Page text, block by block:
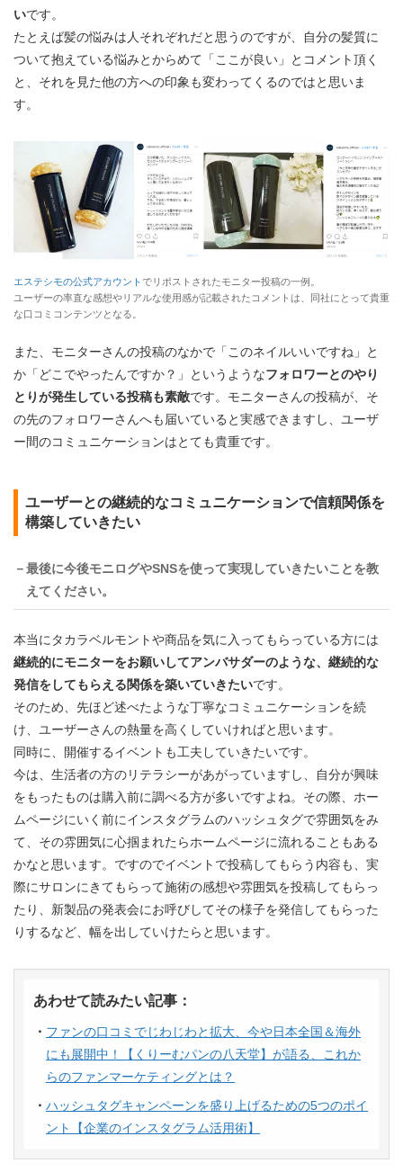
いです。
たとえば髪の悩みは人それぞれだと思うのですが、自分の髪質に
ついて抱えている悩みとからめて「ここが良い」とコメント頂く
と、それを見た他の方への印象も変わってくるのではと思いま
す。
エステシモの公式アカウントでリポストされたモニター投稿の一例。
ユーザーの率直な感想やリアルな使用感が記載されたコメントは、同社にとって貴重
な口コミコンテンツとなる。
また、モニターさんの投稿のなかで「このネイルいいですね」と
か「どこでやったんですか？」というようなフォロワーとのやり
とりが発生している投稿も素敵です。モニターさんの投稿が、そ
の先のフォロワーさんへも届いていると実感できますし、ユーザ
ー間のコミュニケーションはとても貴重です。
ユーザーとの継続的なコミュニケーションで信頼関係を
構築していきたい
－最後に今後モニログやSNSを使って実現していきたいことを教
えてください。
本当にタカラベルモントや商品を気に入ってもらっている方には
継続的にモニターをお願いしてアンバサダーのような、継続的な
発信をしてもらえる関係を築いていきたいです。
そのため、先ほど述べたような丁寧なコミュニケーションを続
け、ユーザーさんの熱量を高くしていければと思います。
同時に、開催するイベントも工夫していきたいです。
今は、生活者の方のリテラシーがあがっていますし、自分が興味
をもったものは購入前に調べる方が多いですよね。その際、ホー
ムページにいく前にインスタグラムのハッシュタグで雰囲気をみ
て、その雰囲気に心掴まれたらホームページに流れることもある
かなと思います。ですのでイベントで投稿してもらう内容も、実
際にサロンにきてもらって施術の感想や雰囲気を投稿してもらっ
たり、新製品の発表会にお呼びしてその様子を発信してもらった
りするなど、幅を出していけたらと思います。
あわせて読みたい記事：
ファンの口コミでじわじわと拡大、今や日本全国＆海外
にも展開中！【くりーむパンの八天堂】が語る、これか
らのファンマーケティングとは？
ハッシュタグキャンペーンを盛り上げるための5つのポイ
ント【企業のインスタグラム活用術】